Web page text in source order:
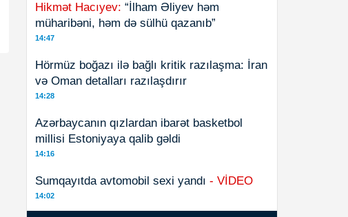
Hikmət Hacıyev: “İlham Əliyev həm
müharibəni, həm də sülhü qazanıb”
14:47
Hörmüz boğazı ilə bağlı kritik razılaşma: İran
və Oman detalları razılaşdırır
14:28
Azərbaycanın qızlardan ibarət basketbol
millisi Estoniyaya qalib gəldi
14:16
Sumqayıtda avtomobil sexi yandı - VİDEO
14:02